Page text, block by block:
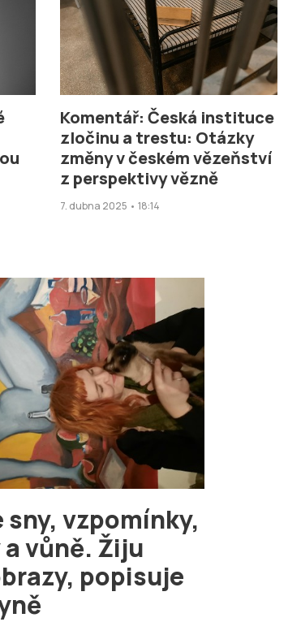
Komentář: Česká instituce
zločinu a trestu: Otázky
změny v českém vězeňství
z perspektivy vězně
7. dubna 2025 • 18:14
sny, vzpomínky,
vůně. Žiju
popisuje